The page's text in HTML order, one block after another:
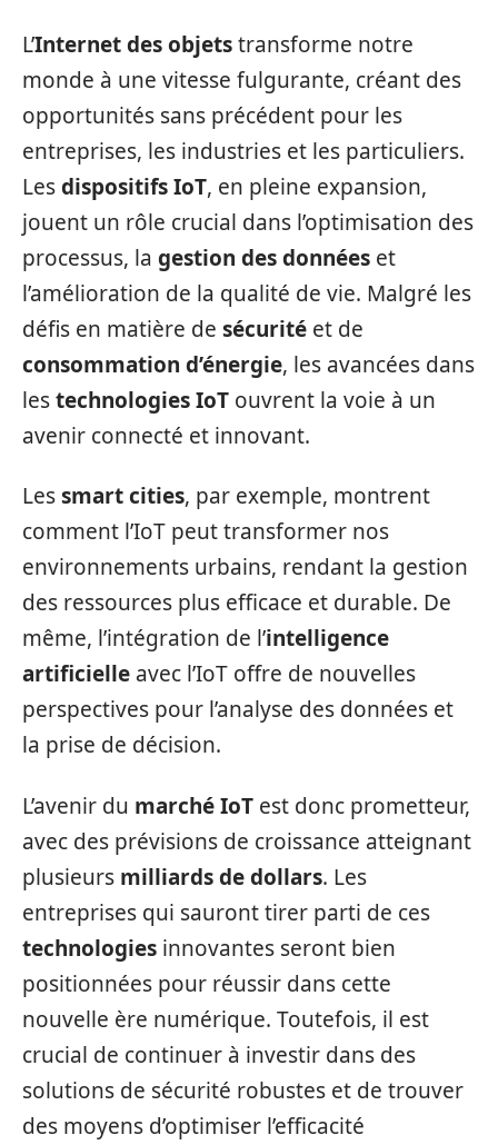
L’Internet des objetstransforme notre
monde à une vitesse fulgurante, créant des
opportunités sans précédent pour les
entreprises, les industries et les particuliers.
Lesdispositifs IoT, en pleine expansion,
jouent un rôle crucial dans l’optimisation des
processus, la gestion des données et
l’amélioration de la qualité de vie. Malgré les
défis en matière de sécurité et de
consommation d’énergie, les avancées dans
lestechnologies IoT ouvrent la voie à un
avenir connecté et innovant.
Lessmart cities, par exemple, montrent
comment l’IoT peut transformer nos
environnements urbains, rendant la gestion
des ressources plus efficace et durable. De
même, l’intégration de l’intelligence
artificielle avec l’IoT offre de nouvelles
perspectives pour l’analyse des données et
la prise de décision.
L’avenir du marché IoT est donc prometteur,
avec des prévisions de croissance atteignant
plusieurs milliards de dollars. Les
entreprises qui sauront tirer parti de ces
technologies innovantes seront bien
positionnées pour réussir dans cette
nouvelle ère numérique. Toutefois, il est
crucial de continuer à investir dans des
solutions de sécurité robustes et de trouver
des moyens d’optimiser l’efficacité